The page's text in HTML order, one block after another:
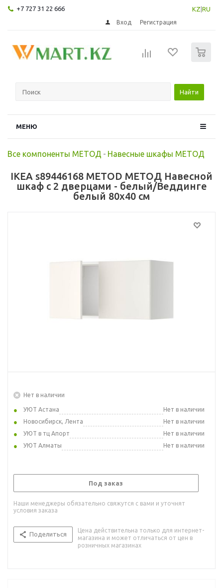
+7 727 31 22 666 KZ RU
Вход Регистрация
Найти
МЕНЮ
Все компоненты МЕТОД - Навесные шкафы МЕТОД
IKEA s89446168 METOD МЕТОД Навесной
шкаф с 2 дверцами - белый/Веддинге
белый 80x40 см
Нет в наличии
УЮТ Астана
Нет в наличии
Новосибирск, Лента
Нет в наличии
УЮТ в тц Апорт
Нет в наличии
УЮТ Алматы
Нет в наличии
Под заказ
Наши менеджеры обязательно свяжутся с вами и уточнят
условия заказа
Поделиться
Цена действительна только для интернет-
магазина и может отличаться от цен в
розничных магазинах